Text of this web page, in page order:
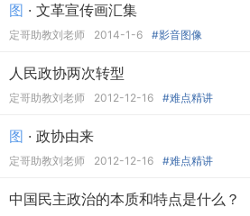
图 · 文革宣传画汇集
定哥助教刘老师 2014-1-6 #影音图像
人民政协两次转型
定哥助教刘老师 2012-12-16 #难点精讲
图 · 政协由来
定哥助教刘老师 2012-12-16 #难点精讲
中国民主政治的本质和特点是什么？